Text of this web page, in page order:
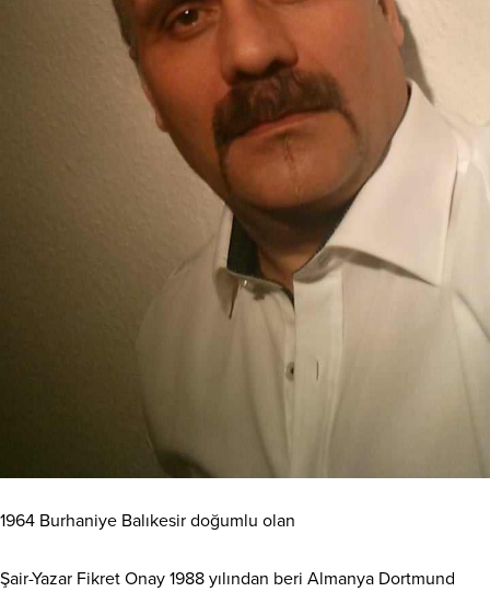
1964 Burhaniye Balıkesir doğumlu olan
Şair-Yazar Fikret Onay 1988 yılından beri Almanya Dortmund